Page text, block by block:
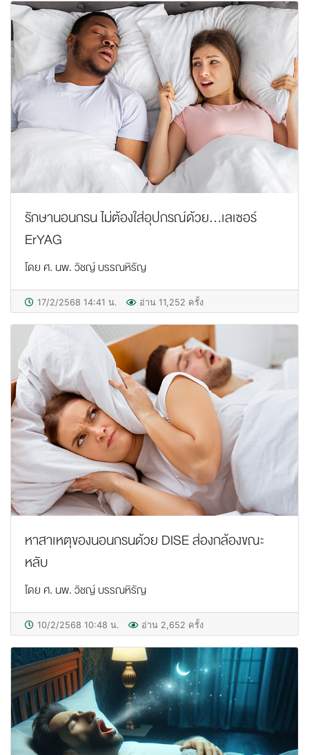
รักษานอนกรน ไม่ต้องใส่อุปกรณ์ด้วย...เลเซอร์
ErYAG
โดย ศ. นพ. วิชญ์ บรรณหิรัญ
17/2/2568 14:41 น. อ่าน 11,252 ครั้ง
หาสาเหตุของนอนกรนด้วย DISE ส่องกล้องขณะ
หลับ
โดย ศ. นพ. วิชญ์ บรรณหิรัญ
10/2/2568 10:48 น. อ่าน 2,652 ครั้ง